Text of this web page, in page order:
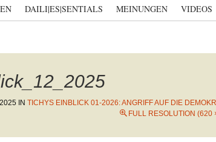
DAILI|ES|SENTIALS MEINUNGEN VIDEOS
IN TICHYS EINBLICK 01-2026: ANGRIFF AUF DIE
FULL RESOLUTION (620